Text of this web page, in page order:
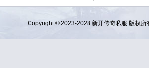
Copyright © 2023-2028 新开传奇私服 版权所